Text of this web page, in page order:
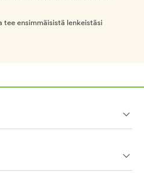
ensimmäisistä lenkeistäsi